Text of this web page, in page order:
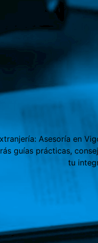
Asesoría en
guías prácticas,
tu